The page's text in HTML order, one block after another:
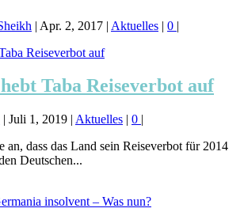
| Apr. 2, 2017 | Aktuelles | 0 |
Taba Reiseverbot auf
| Juli 1, 2019 | Aktuelles | 0 |
an, dass das Land sein Reiseverbot für 2014
Deutschen...